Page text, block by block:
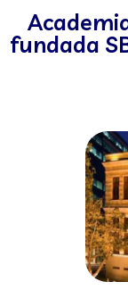
fundada